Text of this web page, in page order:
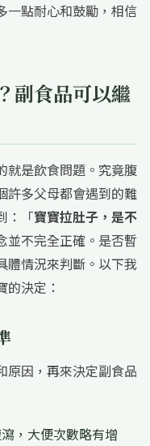
一點耐心和鼓勵，相信
副食品可以繼
就是飲食問題。究竟腹
許多父母都會遇到的難
：「寶寶拉肚子，是不
並不完全正確。是否暫
體情況來判斷。以下我
決定：
原因，再來決定副食品
，大便次數略有增